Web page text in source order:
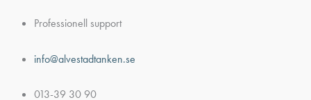
Professionell support
info@alvestadtanken.se
013-39 30 90